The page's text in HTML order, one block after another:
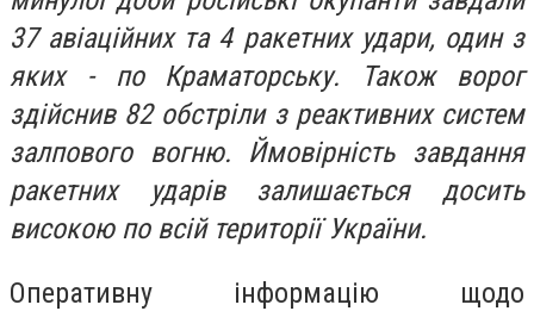
37 авіаційних та 4 ракетних удари, один з
яких - по Краматорську. Також ворог
здійснив 82 обстріли з реактивних систем
залпового вогню. Ймовірність завдання
ракетних ударів залишається досить
високою по всій території України.
Оперативну інформацію щодо